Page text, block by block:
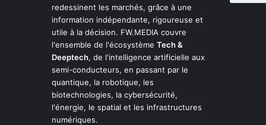
redessinent les marchés, grâce à une
information indépendante, rigoureuse et
utile à la décision. FW.MEDIA couvre
l'ensemble de l'écosystème Tech &
Deeptech, de l'intelligence artificielle aux
semi-conducteurs, en passant par le
quantique, la robotique, les
biotechnologies, la cybersécurité,
l'énergie, le spatial et les infrastructures
numériques.